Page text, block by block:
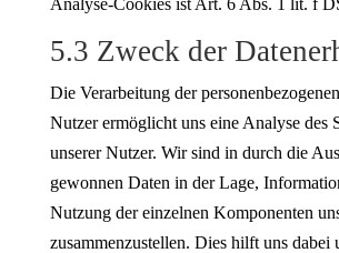
Analyse-Cookies ist Art. 6 Abs. 1 lit. f
5.3 Zweck der
Die Verarbeitung der
Nutzer ermöglicht uns eine Analyse des
unserer Nutzer. Wir sind in durch die
gewonnen Daten in der Lage,
Nutzung der einzelnen Komponenten
zusammenzustellen. Dies hilft uns dabei